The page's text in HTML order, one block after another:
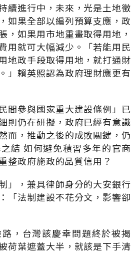
續進行中，未來，光是土地徵
如果全部以編列預算支應，政
，如果用市地重畫取得用地，
用就可大幅減少。「若能用民
地政手段取得用地，就打通財
」賴英照認為政府理財應更有
間參與國家重大建設條例」已
則仍在研擬，政府已經有意識
而，推動之後的成敗關鍵，仍
結 如何避免積習多年的官商
整政府施政的品質信用？
」，兼具律師身分的大安銀行
「法制建設不花分文，影響卻
，台灣該慶幸問題終於被揭
荷葉遮蓋大半，就該是下手清